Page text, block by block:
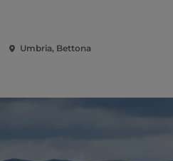
Umbria, Bettona